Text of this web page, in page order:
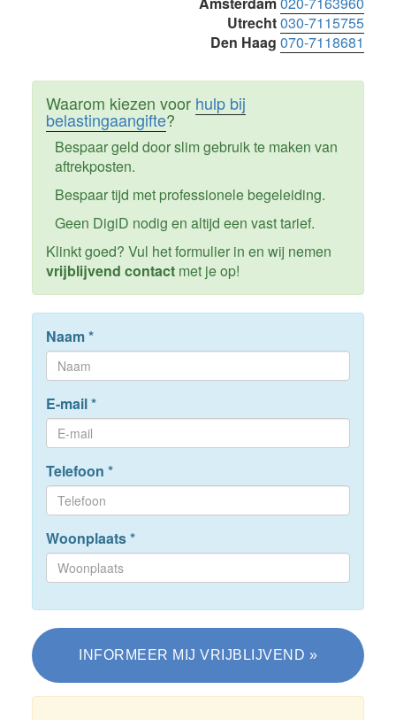
Utrecht030-7115755
Den Haag 070-7118681
Waarom kiezen voor hulp bij
belastingaangifte?
Bespaar geld door slim gebruik te maken van
aftrekposten.
Bespaar tijd met professionele begeleiding.
Geen DigiD nodig en altijd een vast tarief.
Klinkt goed? Vul het formulier in en wij nemen
vrijblijvend contactmet je op!
Naam*
E-mail*
Telefoon *
Woonplaats*